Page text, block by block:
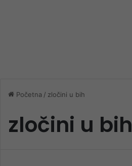
Početna / zločini u bih
zločini u bih